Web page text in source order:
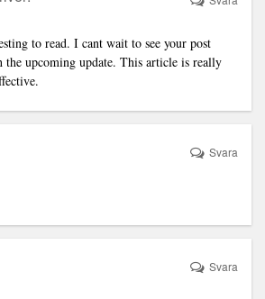
to read. I cant wait to see your post
upcoming update. This article is really
Svara
Svara